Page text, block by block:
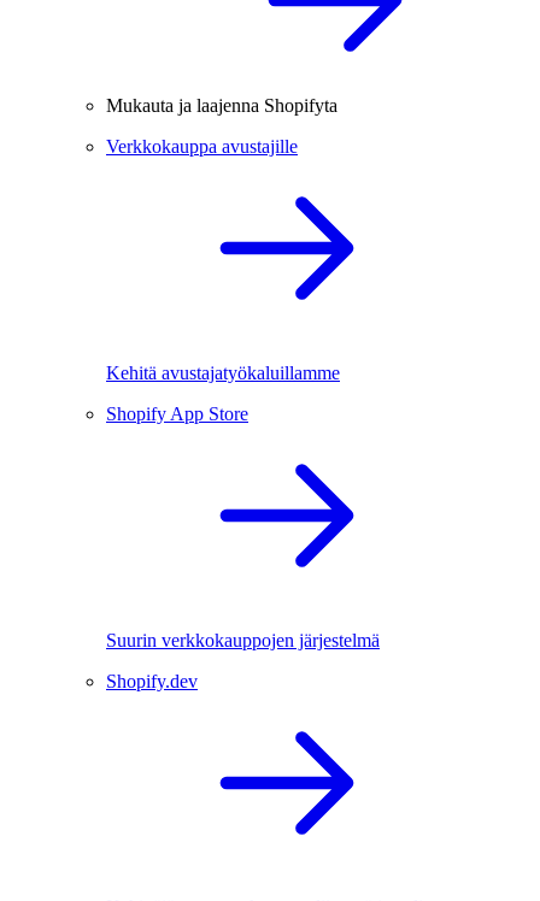
Mukauta ja laajenna Shopifyta
Verkkokauppa avustajille
Kehitä avustajatyökaluillamme
Shopify App Store
Suurin verkkokauppojen järjestelmä
Shopify.dev